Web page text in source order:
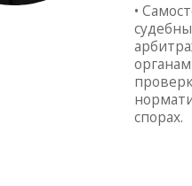
•
спорах.